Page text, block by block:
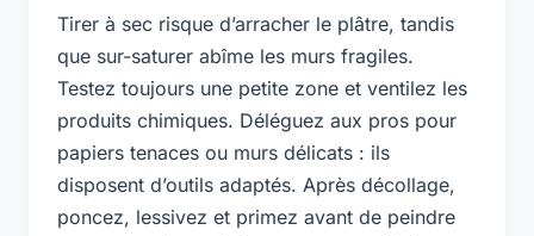
Tirer à sec risque d’arracher le plâtre, tandis
que sur-saturer abîme les murs fragiles.
Testez toujours une petite zone et ventilez les
produits chimiques. Déléguez aux pros pour
papiers tenaces ou murs délicats : ils
disposent d’outils adaptés. Après décollage,
poncez, lessivez et primez avant de peindre